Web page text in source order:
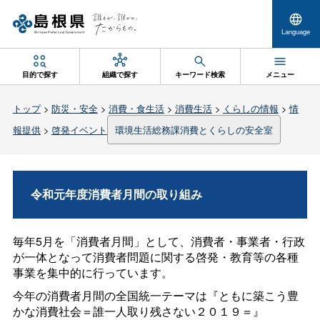
Language
目的で探す 組織で探す キーワード検索 メニュー
トップ> 防災・安全> 消費・食生活> 消費生活> くらしの情報 >情
報提供> 啓発イベント 環境生活総務課消費とくらしの安全室
令和元年度消費者月間の取り組み
毎年5月を「消費者月間」として、消費者・事業者・行政
が一体となって消費者問題に関する啓発・教育等の各種
事業を集中的に行っています。
今年の消費者月間の全国統一テーマは『ともに築こう豊
かな消費社会＝誰一人取り残さない２０１９＝』